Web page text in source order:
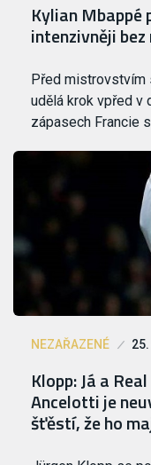
Kylian Mbappé
intenzivněji bez
Před mistrovstvím
udělá krok vpřed v
zápasech Francie
NEZAŘAZENÉ
Klopp: Já a
Ancelotti je
šťěstí, že ho